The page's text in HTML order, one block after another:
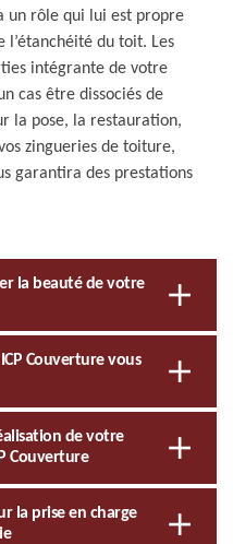
un rôle qui lui est propre
l’étanchéité du toit. Les
intégrante de votre
cas être dissociés de
la pose, la restauration,
zingueries de toiture,
garantira des prestations
la beauté de votre
Couverture vous
de votre
Couverture
la prise en charge